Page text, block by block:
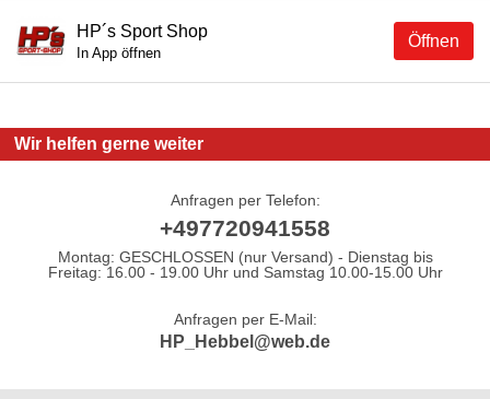
Öffnen
HP´s Sport Shop
In App öffnen
Wir helfen gerne weiter
Anfragen per Telefon:
+497720941558
Montag: GESCHLOSSEN (nur Versand) - Dienstag bis
Freitag: 16.00 - 19.00 Uhr und Samstag 10.00-15.00 Uhr
Anfragen per E-Mail:
HP_Hebbel@web.de